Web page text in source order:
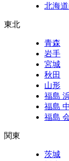
北海
東北
青森
岩手
宮城
秋田
山形
福島
福島
福島
関東
茨城